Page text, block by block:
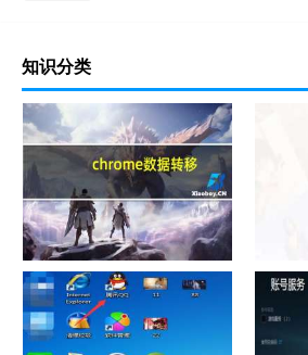
知识分类
chrome数据转移 怎样给